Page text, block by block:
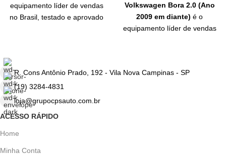
equipamento líder de vendas
no Brasil, testado e aprovado
eficiência
melhor escolha. Não perca
tempo e adquira já o seu!
Volkswagen Bora 2.0 (Ano
2009 em diante) é o
equipamento líder de vendas
Se você querqualidade
R. Cons Antônio Prado, 192 - Vila Nova Campinas - SP
(19) 3284-4831
loja@grupocpsauto.com.br
ACESSO RÁPIDO
Home
Minha Conta